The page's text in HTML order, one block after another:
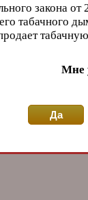
закона
табачного
Мне
Да